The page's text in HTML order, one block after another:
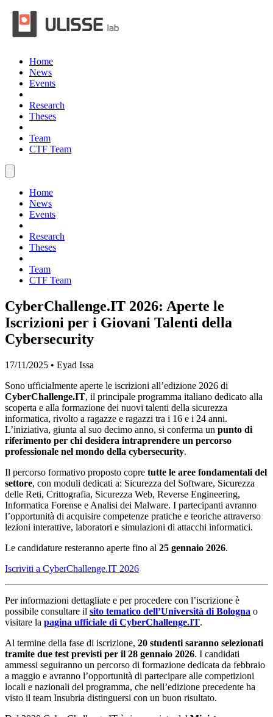
Home
News
Events
Research
Theses
Team
CTF Team
Home
News
Events
Research
Theses
Team
CTF Team
CyberChallenge.IT 2026: Aperte le
Iscrizioni per i Giovani Talenti della
Cybersecurity
17/11/2025 • Eyad Issa
Sono ufficialmente aperte le iscrizioni all’edizione 2026 di
CyberChallenge.IT, il principale programma italiano dedicato alla
scoperta e alla formazione dei nuovi talenti della sicurezza
informatica, rivolto a ragazze e ragazzi tra i 16 e i 24 anni.
L’iniziativa, giunta al suo decimo anno, si conferma un punto di
riferimento per chi desidera intraprendere un percorso
professionale nel mondo della cybersecurity.
Il percorso formativo proposto copre tutte le aree fondamentali del
settore, con moduli dedicati a: Sicurezza del Software, Sicurezza
delle Reti, Crittografia, Sicurezza Web, Reverse Engineering,
Informatica Forense e Analisi dei Malware. I partecipanti avranno
l’opportunità di acquisire competenze pratiche e teoriche attraverso
lezioni interattive, laboratori e simulazioni di attacchi informatici.
Le candidature resteranno aperte fino al 25 gennaio 2026.
Iscriviti a CyberChallenge.IT 2026
Per informazioni dettagliate e per procedere con l’iscrizione è
possibile consultare il sito tematico dell’Università di Bologna o
visitare la pagina ufficiale di CyberChallenge.IT.
Al termine della fase di iscrizione, 20 studenti saranno selezionati
tramite due test previsti per il 28 gennaio 2026. I candidati
ammessi seguiranno un percorso di formazione dedicata da febbraio
a maggio e avranno l’opportunità di partecipare alle competizioni
locali e nazionali del programma, che nell’edizione precedente ha
visto il team Insubria distinguersi con un buon risultato.